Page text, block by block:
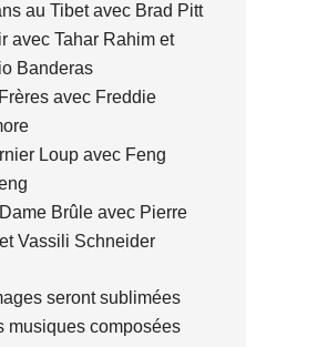
au Tibet avec Brad Pitt
avec Tahar Rahim et
Banderas
avec Freddie
Loup avec Feng
Brûle avec Pierre
Vassili Schneider
seront sublimées
musiques composées